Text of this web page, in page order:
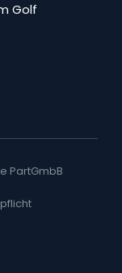
Golf
PartGmbB